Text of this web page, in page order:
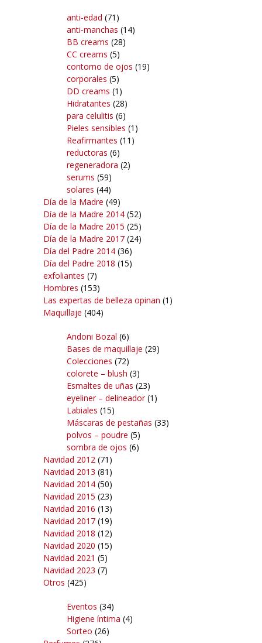
anti-edad (71)
anti-manchas (14)
BB creams (28)
CC creams (5)
contorno de ojos (19)
corporales (5)
DD creams (1)
Hidratantes (28)
para celulitis (6)
Pieles sensibles (1)
Reafirmantes (11)
reductoras (6)
regeneradora (2)
serums (59)
solares (44)
Día de la Madre (49)
Día de la Madre 2014 (52)
Día de la Madre 2015 (25)
Día de la Madre 2017 (24)
Día del Padre 2014 (36)
Día del Padre 2018 (15)
exfoliantes (7)
Hombres (153)
Las expertas de belleza opinan (1)
Maquillaje (404)
Andoni Bozal (6)
Bases de maquillaje (29)
Colecciones (72)
colorete – blush (3)
Esmaltes de uñas (23)
eyeliner – delineador(1)
Labiales (15)
Máscaras de pestañas (33)
polvos – poudre (5)
sombra de ojos (6)
Navidad 2012 (71)
Navidad 2013 (81)
Navidad 2014 (50)
Navidad 2015 (23)
Navidad 2016 (13)
Navidad 2017 (19)
Navidad 2018 (12)
Navidad 2020 (15)
Navidad 2021 (5)
Navidad 2023 (7)
Otros (425)
Eventos (34)
Higiene íntima (4)
Sorteo (26)